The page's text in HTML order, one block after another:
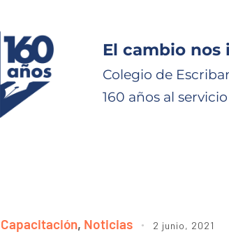
El cambio nos
Colegio de
160 años al
Capacitación, Noticias 2 junio, 2021